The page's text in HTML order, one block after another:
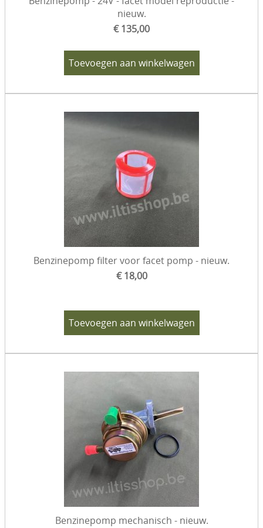
nieuw.
€ 135,00
Toevoegen aan winkelwagen
Benzinepomp filter voor facet pomp - nieuw.
€ 18,00
Toevoegen aan winkelwagen
Benzinepomp mechanisch - nieuw.